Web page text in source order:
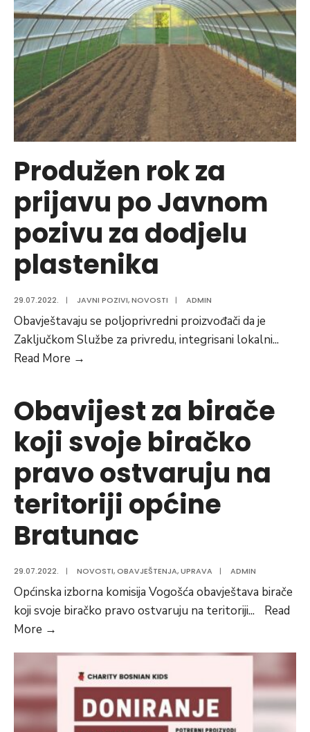
TURNIRU
“ILIDŽA
KUP
2022”
Produžen rok za
prijavu po Javnom
pozivu za dodjelu
plastenika
29.07.2022. | JAVNI POZIVI,NOVOSTI | ADMIN
Obavještavaju se poljoprivredni proizvođači da je
Zaključkom Službe za privredu, integrisani lokalni...
Read More →
za
prijavu
po
Javnom
pozivu
dodjelu
plastenika
Obavijest za birače
koji svoje biračko
pravo ostvaruju na
teritoriji općine
Bratunac
29.07.2022. | NOVOSTI,OBAVJEŠTENJA,UPRAVA | ADMIN
Općinska izborna komisija Vogošća obavještava birače
koji svoje biračko pravo ostvaruju na teritoriji...
Read
More →
koji
svoje
biračko